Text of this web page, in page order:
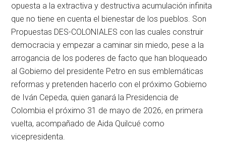
opuesta a la extractiva y destructiva acumulación infinita
que no tiene en cuenta el bienestar de los pueblos. Son
Propuestas DES-COLONIALES con las cuales construir
democracia y empezar a caminar sin miedo, pese a la
arrogancia de los poderes de facto que han bloqueado
al Gobierno del presidente Petro en sus emblemáticas
reformas y pretenden hacerlo con el próximo Gobierno
de Iván Cepeda, quien ganará la Presidencia de
Colombia el próximo 31 de mayo de 2026, en primera
vuelta, acompañado de Aida Quilcué como
vicepresidenta.